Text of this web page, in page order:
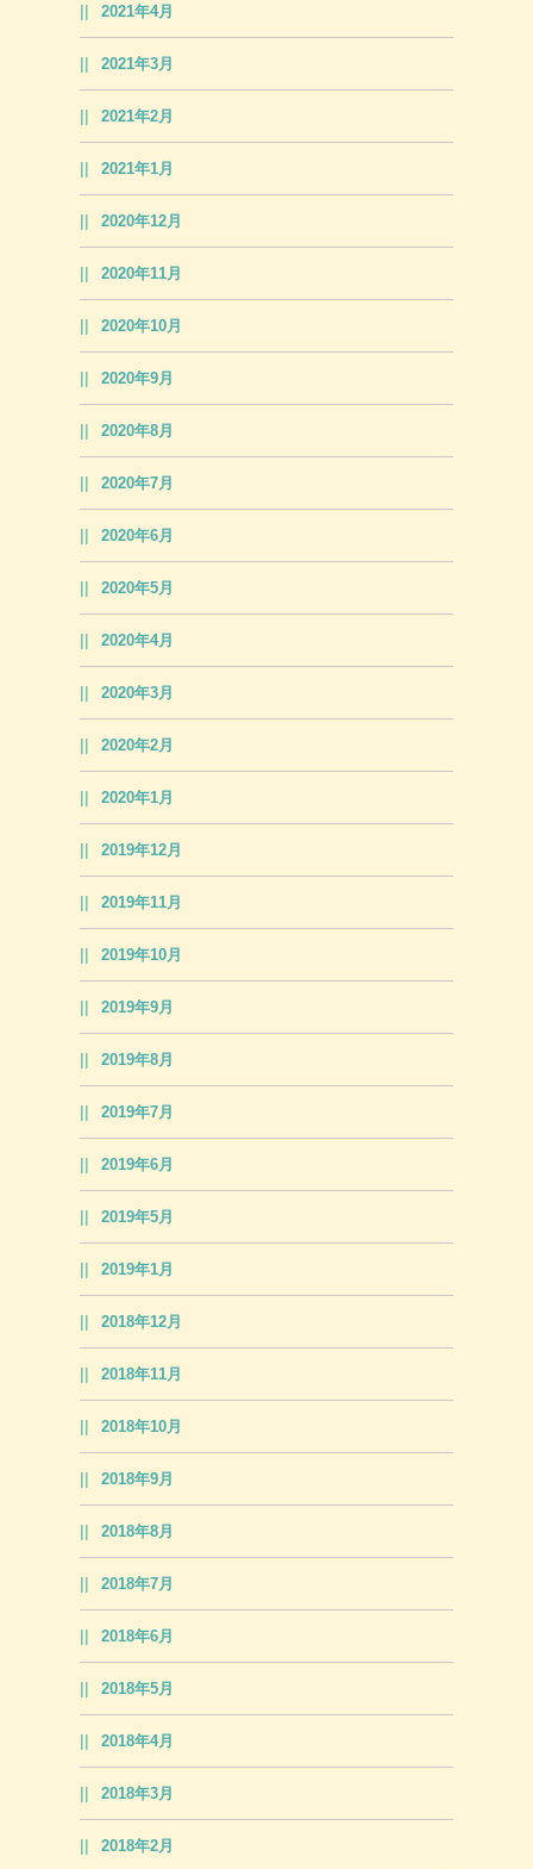
2021年4月
2021年3月
2021年2月
2021年1月
2020年12月
2020年11月
2020年10月
2020年9月
2020年8月
2020年7月
2020年6月
2020年5月
2020年4月
2020年3月
2020年2月
2020年1月
2019年12月
2019年11月
2019年10月
2019年9月
2019年8月
2019年7月
2019年6月
2019年5月
2019年1月
2018年12月
2018年11月
2018年10月
2018年9月
2018年8月
2018年7月
2018年6月
2018年5月
2018年4月
2018年3月
2018年2月